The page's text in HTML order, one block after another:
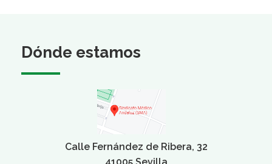
Dónde estamos
Calle Fernández de Ribera, 32
41005 Sevilla